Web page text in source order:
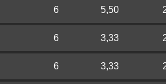
6 5,50
6 3,33
6 3,33